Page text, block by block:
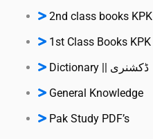
2nd class books KPK
1st Class Books KPK
Dictionary || ڈکشنری
General Knowledge
Pak Study PDF’s